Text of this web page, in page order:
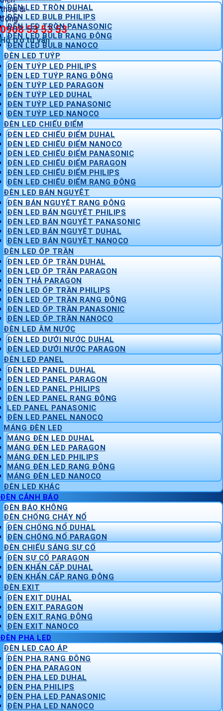
0908 53 53 53
Hỗ trợ tư vấn
ĐÈN LED TRÒN DUHAL
ĐÈN LED BULB PHILIPS
ĐÈN LED TRÒN PANASONIC
ĐÈN LED BULB RẠNG ĐÔNG
ĐÈN LED BULB NANOCO
ĐÈN LED TUÝP
ĐÈN TUÝP LED PHILIPS
ĐÈN LED TUÝP RẠNG ĐÔNG
ĐÈN TUÝP LED PARAGON
ĐÈN TUÝP LED DUHAL
ĐÈN TUÝP LED PANASONIC
ĐÈN TUÝP LED NANOCO
ĐÈN LED CHIẾU ĐIỂM
ĐÈN LED CHIẾU ĐIỂM DUHAL
ĐÈN LED CHIẾU ĐIỂM NANOCO
ĐÈN LED CHIẾU ĐIỂM PANASONIC
ĐÈN LED CHIẾU ĐIỂM PARAGON
ĐÈN LED CHIẾU ĐIỂM PHILIPS
ĐÈN LED CHIẾU ĐIỂM RẠNG ĐÔNG
ĐÈN LED BÁN NGUYỆT
ĐÈN BÁN NGUYỆT RẠNG ĐÔNG
ĐÈN LED BÁN NGUYỆT PHILIPS
ĐÈN LED BÁN NGUYỆT PANASONIC
ĐÈN LED BÁN NGUYỆT DUHAL
ĐÈN LED BÁN NGUYỆT NANOCO
ĐÈN LED ỐP TRẦN
ĐÈN LED ỐP TRẦN DUHAL
ĐÈN LED ỐP TRẦN PARAGON
ĐÈN THẢ PARAGON
ĐÈN LED ỐP TRẦN PHILIPS
ĐÈN LED ỐP TRẦN RẠNG ĐÔNG
ĐÈN LED ỐP TRẦN PANASONIC
ĐÈN LED ỐP TRẦN NANOCO
ĐÈN LED ÂM NƯỚC
ĐÈN LED DƯỚI NƯỚC DUHAL
ĐÈN LED DƯỚI NƯỚC PARAGON
ĐÈN LED PANEL
ĐÈN LED PANEL DUHAL
ĐÈN LED PANEL PARAGON
ĐÈN LED PANEL PHILIPS
ĐÈN LED PANEL RẠNG ĐÔNG
LED PANEL PANASONIC
ĐÈN LED PANEL NANOCO
MÁNG ĐÈN LED
MÁNG ĐÈN LED DUHAL
MÁNG ĐÈN LED PARAGON
MÁNG ĐÈN LED PHILIPS
MÁNG ĐÈN LED RẠNG ĐÔNG
MÁNG ĐÈN LED NANOCO
ĐÈN LED KHÁC
ĐÈN CẢNH BÁO
ĐÈN BÁO KHÔNG
ĐÈN CHỐNG CHÁY NỔ
ĐÈN CHỐNG NỔ DUHAL
ĐÈN CHỐNG NỔ PARAGON
ĐÈN CHIẾU SÁNG SỰ CỐ
ĐÈN SỰ CỐ PARAGON
ĐÈN KHẨN CẤP DUHAL
ĐÈN KHẨN CẤP RẠNG ĐÔNG
ĐÈN EXIT
ĐÈN EXIT DUHAL
ĐÈN EXIT PARAGON
ĐÈN EXIT RẠNG ĐÔNG
ĐÈN EXIT NANOCO
ĐÈN PHA LED
ĐÈN LED CAO ÁP
ĐÈN PHA RẠNG ĐÔNG
ĐÈN PHA PARAGON
ĐÈN PHA LED DUHAL
ĐÈN PHA PHILIPS
ĐÈN PHA LED PANASONIC
ĐÈN PHA LED NANOCO